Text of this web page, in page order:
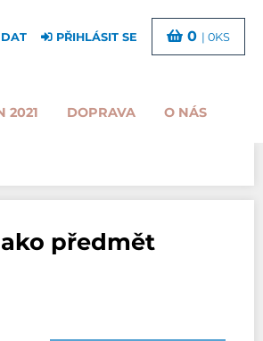
2021 DOPRAVA O NÁS
PŘIHLÁSIT SE 0 | 0KS
předmět